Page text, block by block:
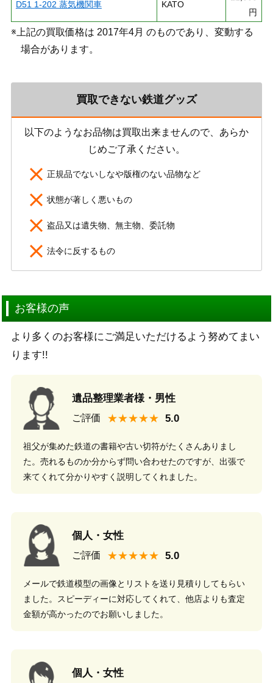
D51 1-202 蒸気機関車 KATO
円
※上記の買取価格は 2017年4月 のものであり、変動する
場合があります。
買取できない鉄道グッズ
以下のようなお品物は買取出来ませんので、あらか
じめご了承ください。
正規品でないしなや版権のない品物など
状態が著しく悪いもの
盗品又は遺失物、無主物、委託物
法令に反するもの
お客様の声
より多くのお客様にご満足いただけるよう努めてまい
ります!!
遺品整理業者様・男性
ご評価 ★★★★★
祖父が集めた鉄道の書籍や古い切符がたくさんありまし
た。売れるものか分からず問い合わせたのですが、出張で
来てくれて分かりやすく説明してくれました。
個人・女性
ご評価 ★★★★★
メールで鉄道模型の画像とリストを送り見積りしてもらい
ました。スピーディーに対応してくれて、他店よりも査定
金額が高かったのでお願いしました。
個人・女性